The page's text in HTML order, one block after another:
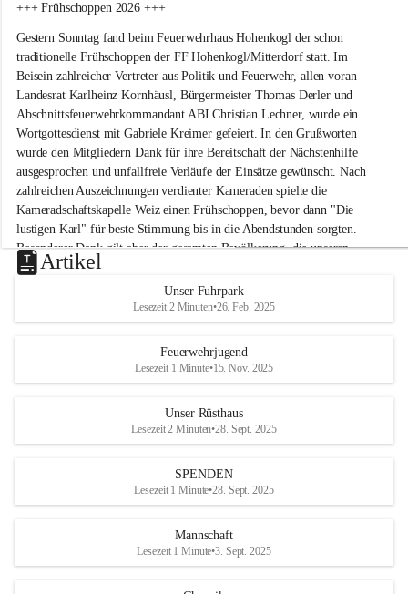
F
o
h
e
n
k
o
g
l
-
M
i
t
t
e
r
r
+++ Frühschoppen 2026 +++
Gestern Sonntag fand beim Feuerwehrhaus Hohenkogl der schon
traditionelle Frühschoppen der FF Hohenkogl/Mitterdorf statt. Im
Beisein zahlreicher Vertreter aus Politik und Feuerwehr, allen voran
Landesrat Karlheinz Kornhäusl, Bürgermeister Thomas Derler und
Abschnittsfeuerwehrkommandant ABI Christian Lechner, wurde ein
Wortgottesdienst mit Gabriele Kreimer gefeiert. In den Grußworten
wurde den Mitgliedern Dank für ihre Bereitschaft der Nächstenhilfe
ausgesprochen und unfallfreie Verläufe der Einsätze gewünscht. Nach
zahlreichen Auszeichnungen verdienter Kameraden spielte die
Kameradschaftskapelle Weiz einen Frühschoppen, bevor dann "Die
lustigen Karl" für beste Stimmung bis in die Abendstunden sorgten.
Besonderer Dank gilt aber der gesamten Bevölkerung, die unseren
Frühschoppen trotz hochsommerlichen Temperaturen besuchte. Der
Reinerlös des Festes kommt natürlich wieder der Verbesserung der
Ausrüstung und somit der Einsatzbereitschaft der FF
Hohenkogl/Mitterdorf zugute!
HERZLICHEN DANK FÜR IHREN BESUCH!
Artikel
Unser Fuhrpark
Lesezeit 2 Minuten•26. Feb. 2025
Feuerwehrjugend
Lesezeit 1 Minute•15. Nov. 2025
Unser Rüsthaus
Lesezeit 2 Minuten•28. Sept. 2025
SPENDEN
Lesezeit 1 Minute•28. Sept. 2025
Mannschaft
Lesezeit 1 Minute•3. Sept. 2025